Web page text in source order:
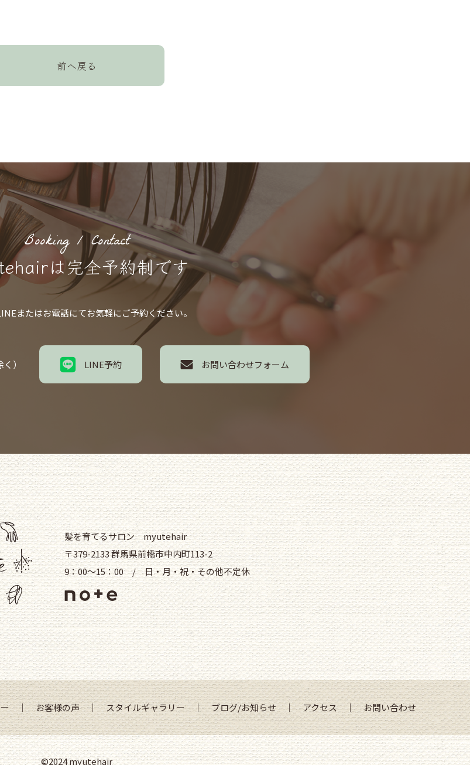
前へ戻る
Booking / Contact
は完全予約制です
またはお電話にてお気軽にご予約ください。
） LINE予約 お問い合わせフォーム
髪を育てるサロン myutehair
〒379-2133 群馬県前橋市中内町113-2
9：00～15：00 / 日・月・祝・その他不定休
｜お客様の声｜スタイルギャラリー｜ブログ/お知らせ｜アクセス｜お問い合わせ
©2024 myutehair